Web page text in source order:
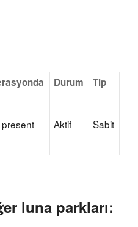
Durum Tip
present Aktif Sabit
luna parkları: